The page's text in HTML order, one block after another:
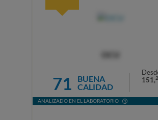
71
BUENA
CALIDAD
151,
ANALIZADO EN EL LABORATORIO